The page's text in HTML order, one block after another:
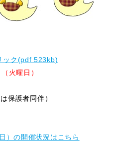
ック(pdf 523kb)
火曜日）
保護者同伴）
の開催状況はこちら